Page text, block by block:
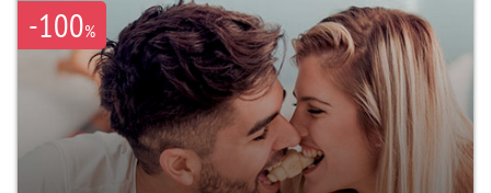
-100%